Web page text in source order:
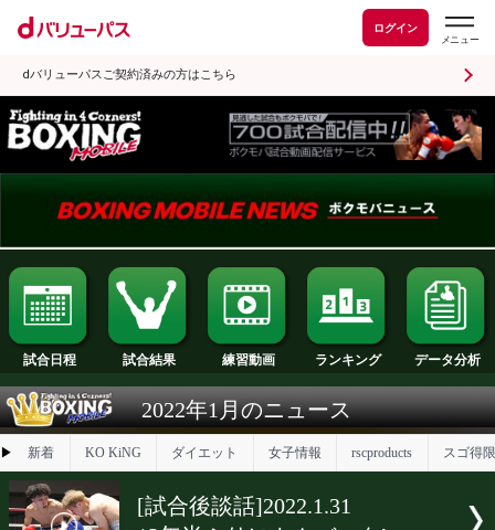
ログイン
dバリューパスご契約済みの方はこちら
試合日程 試合結果 練習動画 ランキング
2022年1月のニュース